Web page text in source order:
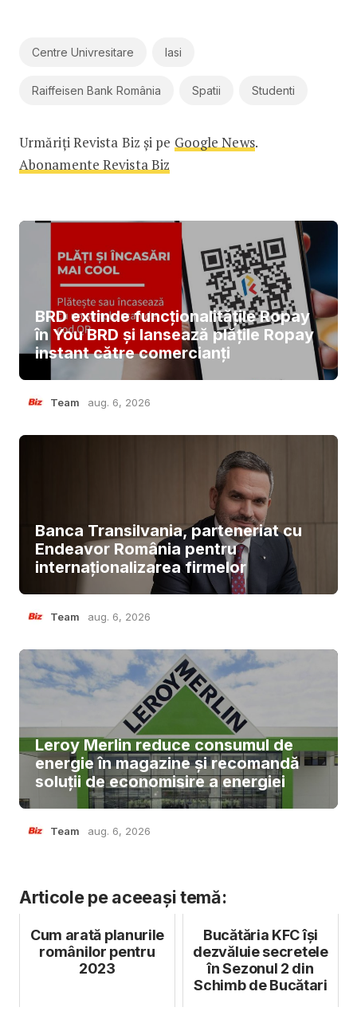
Centre Univresitare Iasi
Raiffeisen Bank România Spatii Studenti
Urmăriți Revista Biz și pe Google News.
Abonamente Revista Biz
BRD extinde funcționalitățile Ropay
în You BRD și lansează plățile Ropay
instant către comercianți
Team aug. 6, 2026
Banca Transilvania, parteneriat cu
Endeavor România pentru
internaționalizarea firmelor
Team aug. 6, 2026
Leroy Merlin reduce consumul de
energie în magazine și recomandă
soluții de economisire a energiei
Team aug. 6, 2026
Articole pe aceeași temă:
Cum arată planurile
românilor pentru
2023
Bucătăria KFC își
dezvăluie secretele
în Sezonul 2 din
Schimb de Bucătari